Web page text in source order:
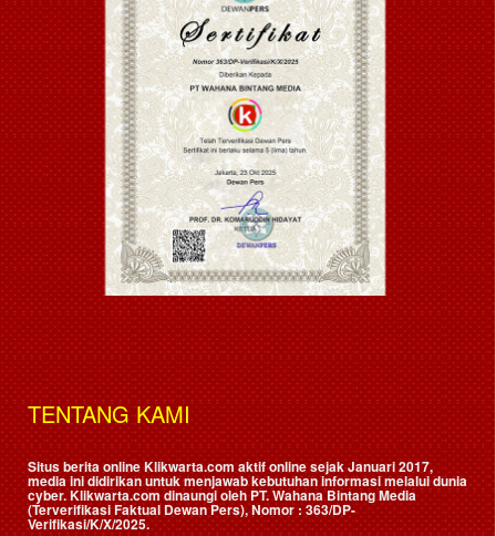
TENTANG KAMI
Situs berita online Klikwarta.com aktif online sejak Januari 2017,
media ini didirikan untuk menjawab kebutuhan informasi melalui dunia
cyber. Klikwarta.com dinaungi oleh PT. Wahana Bintang Media
(Terverifikasi Faktual Dewan Pers), Nomor : 363/DP-
Verifikasi/K/X/2025.